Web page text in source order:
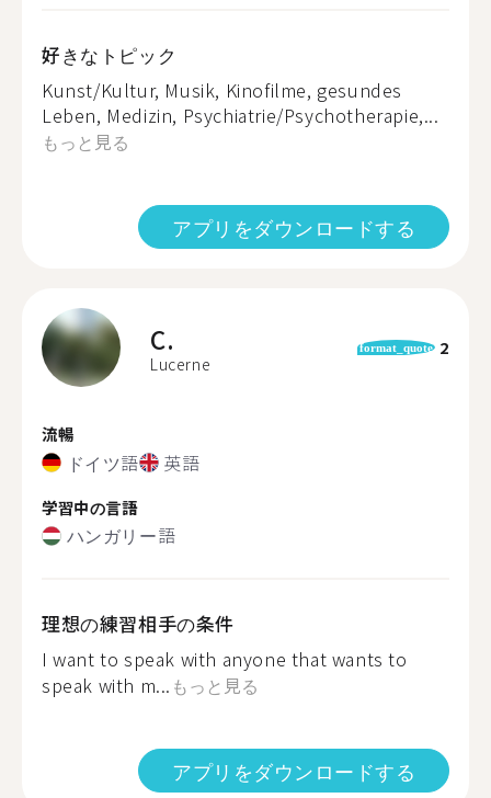
好きなトピック
Kunst/Kultur, Musik, Kinofilme, gesundes
Leben, Medizin, Psychiatrie/Psychotherapie,...
もっと見る
アプリをダウンロードする
C.
Lucerne
format_quote 2
流暢
ドイツ語 英語
学習中の言語
ハンガリー語
理想の練習相手の条件
I want to speak with anyone that wants to
speak with m... もっと見る
アプリをダウンロードする